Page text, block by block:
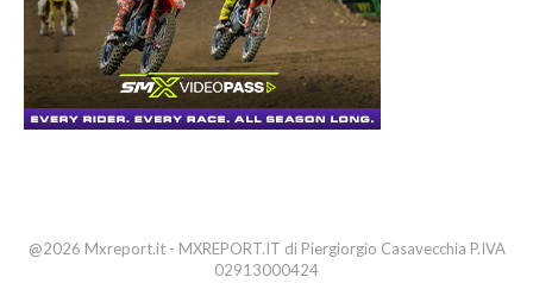
@2026 Mxreport.it - MXREPORT.IT di Piergiorgio Casavecchia P.IVA
02913000424